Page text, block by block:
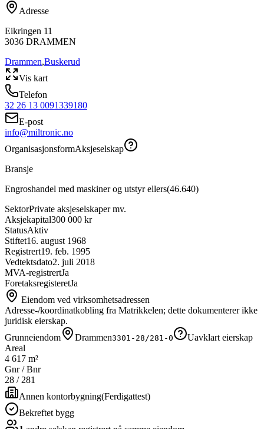
Adresse
Eikringen 11
3036 DRAMMEN
Drammen,Buskerud
Vis kart
Telefon
32 26 13 0091339180
E-post
info@miltronic.no
OrganisasjonsformAksjeselskap
Bransje
Engroshandel med maskiner og utstyr ellers(46.640)
SektorPrivate aksjeselskaper mv.
Aksjekapital300 000 kr
StatusAktiv
Stiftet16. august 1968
Registrert19. feb. 1995
Vedtektsdato2. juli 2018
MVA-registrertJa
ForetaksregisteretJa
Eiendom ved virksomhetsadressen
Adresse-/koordinatkobling fra Matrikkelen; dette dokumenterer ikke
juridisk eierskap.
Grunneiendom
Drammen3301-28/281-0
Uavklart eierskap
Areal
4 617 m²
Gnr / Bnr
28 / 281
Annen kontorbygning(Ferdigattest)
Bekreftet bygg